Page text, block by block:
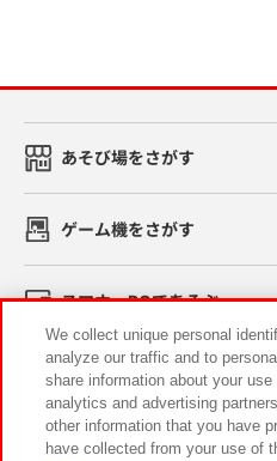
あそび場をさがす
ゲーム機をさがす
スマホ・PCであそぶ
イベント・キャンペーン
We collect unique personal
analyze our traffic and to
share information about your
analytics and advertising
other information that you have
have collected from your use of